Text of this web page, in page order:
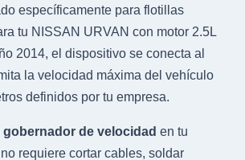
específicamente para flotillas
tu NISSAN URVAN con motor 2.5L
2014, el dispositivo se conecta al
la velocidad máxima del vehículo
definidos por tu empresa.
gobernador de velocidad en tu
requiere cortar cables, soldar